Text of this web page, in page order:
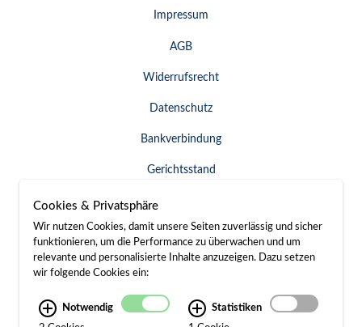
Impressum
AGB
Widerrufsrecht
Datenschutz
Bankverbindung
Gerichtsstand
Widerruf erklären
SERVICE & KONTAKT
Besuch / Anfahrt
Cookies & Privatsphäre
Wir nutzen Cookies, damit unsere Seiten zuverlässig und sicher
funktionieren, um die Performance zu überwachen und um
relevante und personalisierte Inhalte anzuzeigen. Dazu setzen
wir folgende Cookies ein:
Notwendig Statistiken